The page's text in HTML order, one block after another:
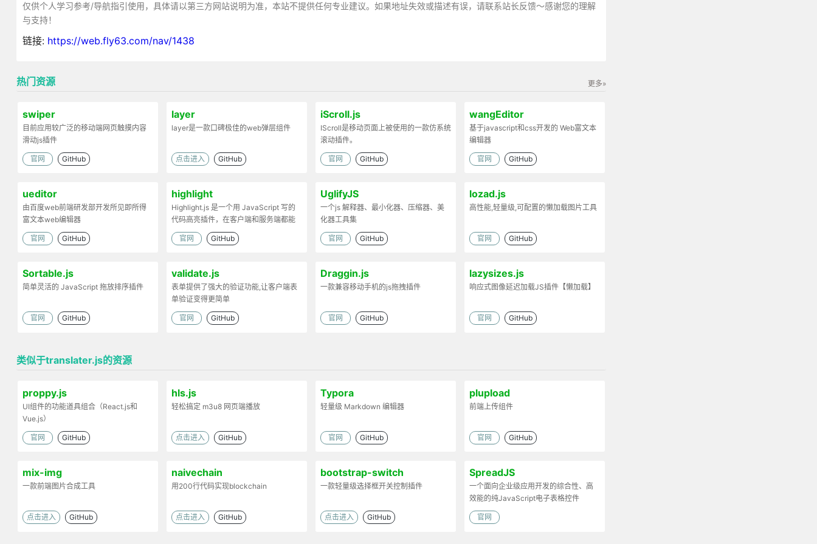
仅供个人学习参考/导航指引使用，具体请以第三方网站说明为准，本站不提供任何专业建议。如果地址失效或描述有误，请联系站长反馈～感谢您的理解
与支持！
链接: https://web.fly63.com/nav/1438
更多»
热门资源
swiper
目前应用较广泛的移动端网页触摸内容
滑动js插件
官网 GitHub
layer
layer是一款口碑极佳的web弹层组件
点击进入 GitHub
iScroll.js
IScroll是移动页面上被使用的一款仿系统
滚动插件。
官网 GitHub
wangEditor
基于javascript和css开发的 Web富文本
编辑器
官网 GitHub
ueditor
由百度web前端研发部开发所见即所得
富文本web编辑器
官网 GitHub
highlight
Highlight.js 是一个用 JavaScript 写的
代码高亮插件，在客户端和服务端都能
工作。
官网 GitHub
UglifyJS
一个js 解释器、最小化器、压缩器、美
化器工具集
官网 GitHub
lozad.js
高性能,轻量级,可配置的懒加载图片工具
官网 GitHub
Sortable.js
简单灵活的 JavaScript 拖放排序插件
官网 GitHub
validate.js
表单提供了强大的验证功能,让客户端表
单验证变得更简单
官网 GitHub
Draggin.js
一款兼容移动手机的js拖拽插件
官网 GitHub
lazysizes.js
响应式图像延迟加载JS插件【懒加载】
官网 GitHub
类似于translater.js的资源
proppy.js
UI组件的功能道具组合（React.js和
Vue.js）
官网 GitHub
hls.js
轻松搞定 m3u8 网页端播放
点击进入 GitHub
Typora
轻量级 Markdown 编辑器
官网 GitHub
plupload
前端上传组件
官网 GitHub
mix-img
一款前端图片合成工具
点击进入 GitHub
naivechain
用200行代码实现blockchain
点击进入 GitHub
bootstrap-switch
一款轻量级选择框开关控制插件
点击进入 GitHub
SpreadJS
一个面向企业级应用开发的综合性、高
效能的纯JavaScript电子表格控件
官网